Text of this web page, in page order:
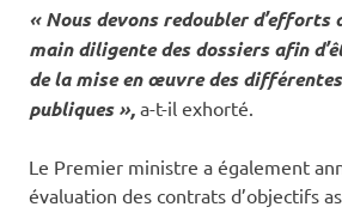
« Nous devons redoubler d’efforts
main diligente des dossiers afin
de la mise en œuvre des
publiques », a-t-il exhorté.
‎Le Premier ministre a également
évaluation des contrats d’objectifs